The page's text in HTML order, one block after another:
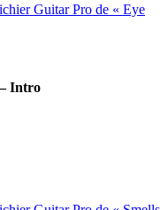
Guitar Pro de « Eye
Intro